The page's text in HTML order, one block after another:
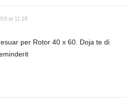
at 11:18
per Rotor 40 x 60. Doja te di